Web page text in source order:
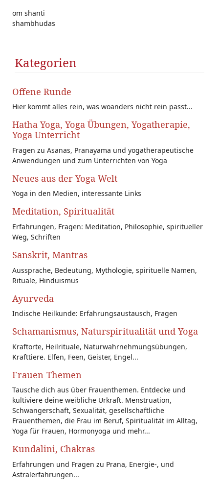
om shanti
shambhudas
Kategorien
Offene Runde
Hier kommt alles rein, was woanders nicht rein passt...
Hatha Yoga, Yoga Übungen, Yogatherapie,
Yoga Unterricht
Fragen zu Asanas, Pranayama und yogatherapeutische
Anwendungen und zum Unterrichten von Yoga
Neues aus der Yoga Welt
Yoga in den Medien, interessante Links
Meditation, Spiritualität
Erfahrungen, Fragen: Meditation, Philosophie, spiritueller
Weg, Schriften
Sanskrit, Mantras
Aussprache, Bedeutung, Mythologie, spirituelle Namen,
Rituale, Hinduismus
Ayurveda
Indische Heilkunde: Erfahrungsaustausch, Fragen
Schamanismus, Naturspiritualität und Yoga
Kraftorte, Heilrituale, Naturwahrnehmungsübungen,
Krafttiere. Elfen, Feen, Geister, Engel...
Frauen-Themen
Tausche dich aus über Frauenthemen. Entdecke und
kultiviere deine weibliche Urkraft. Menstruation,
Schwangerschaft, Sexualität, gesellschaftliche
Frauenthemen, die Frau im Beruf, Spiritualität im Alltag,
Yoga für Frauen, Hormonyoga und mehr...
Kundalini, Chakras
Erfahrungen und Fragen zu Prana, Energie-, und
Astralerfahrungen...